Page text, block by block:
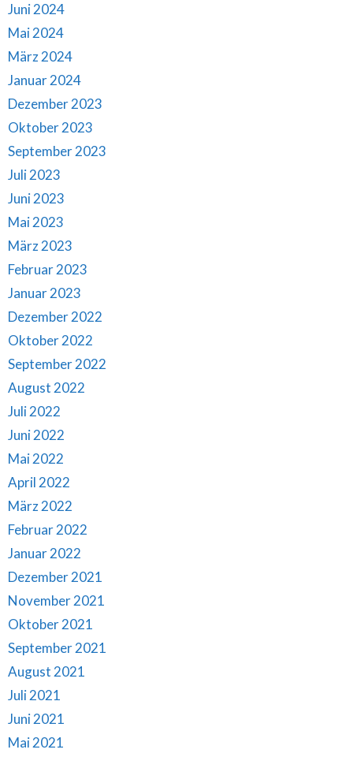
Juni 2024
Mai 2024
März 2024
Januar 2024
Dezember 2023
Oktober 2023
September 2023
Juli 2023
Juni 2023
Mai 2023
März 2023
Februar 2023
Januar 2023
Dezember 2022
Oktober 2022
September 2022
August 2022
Juli 2022
Juni 2022
Mai 2022
April 2022
März 2022
Februar 2022
Januar 2022
Dezember 2021
November 2021
Oktober 2021
September 2021
August 2021
Juli 2021
Juni 2021
Mai 2021